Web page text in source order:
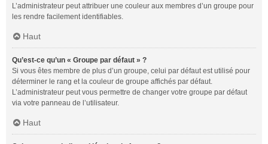
L’administrateur peut attribuer une couleur aux membres d’un groupe pour
les rendre facilement identifiables.
Haut
Qu’est-ce qu’un « Groupe par défaut » ?
Si vous êtes membre de plus d’un groupe, celui par défaut est utilisé pour
déterminer le rang et la couleur de groupe affichés par défaut.
L’administrateur peut vous permettre de changer votre groupe par défaut
via votre panneau de l’utilisateur.
Haut